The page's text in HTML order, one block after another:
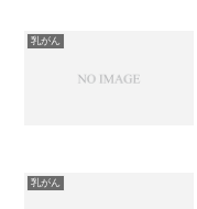
乳がん
乳がん